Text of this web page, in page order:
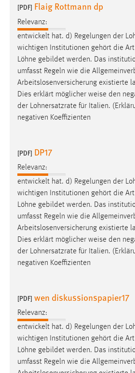
[PDF] Flaig Rottmann dp
Relevanz:
entwickelt hat. d) Regelungen der
wichtigen Institutionen gehört die
Löhne gebildet werden. Das
umfasst Regeln wie die
Arbeitslosenversicherung existierte
Dies erklärt möglicher weise den
der Lohnersatzrate für Italien.
negativen Koeffizienten
[PDF] DP17
Relevanz:
entwickelt hat. d) Regelungen der
wichtigen Institutionen gehört die
Löhne gebildet werden. Das
umfasst Regeln wie die
Arbeitslosenversicherung existierte
Dies erklärt möglicher weise den
der Lohnersatzrate für Italien.
negativen Koeffizienten
[PDF] wen diskussionspapier17
Relevanz:
entwickelt hat. d) Regelungen der
wichtigen Institutionen gehört die
Löhne gebildet werden. Das
umfasst Regeln wie die
Conversion-Tracking
Cookie Laufzeit:
3 Monate
Facebook Pixel
Name:
_fbp
Anbieter:
Conversion-Tracking
Cookie Laufzeit:
3 Monate
EXTERNE MEDIEN
Um Inhalte von Videoplattformen
Plattformen anzeigen zu können,
externen Medien Cookies gesetzt.
Vimeo